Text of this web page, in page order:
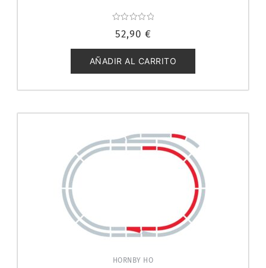
con
de
5
52,90 €
AÑADIR AL CARRITO
HORNBY HO